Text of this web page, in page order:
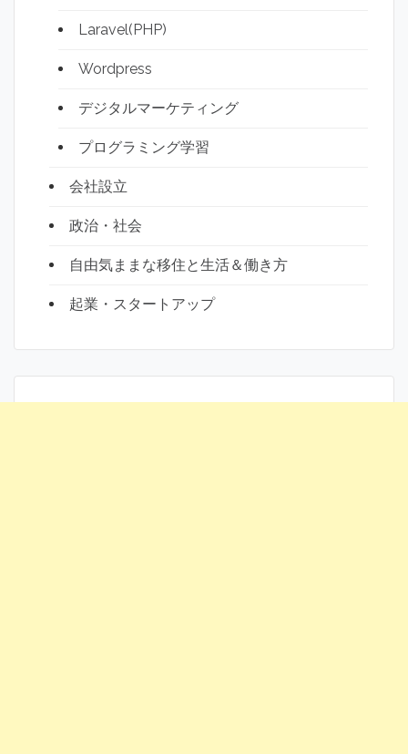
Laravel(PHP)
Wordpress
デジタルマーケティング
プログラミング学習
会社設立
政治・社会
自由気ままな移住と生活＆働き方
起業・スタートアップ